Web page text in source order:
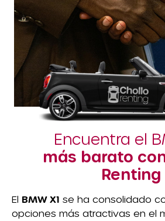
Encuentra el
más barato
Renting
El BMW X1 se ha consolidado
opciones más atractivas en el